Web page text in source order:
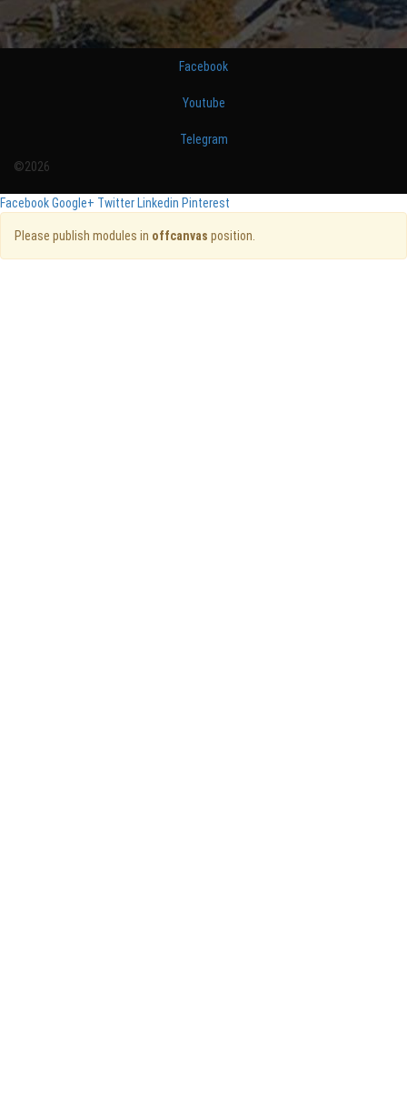
Facebook
Youtube
Telegram
©2026
FacebookGoogle+ Twitter Linkedin Pinterest
Please publish modules in offcanvas position.